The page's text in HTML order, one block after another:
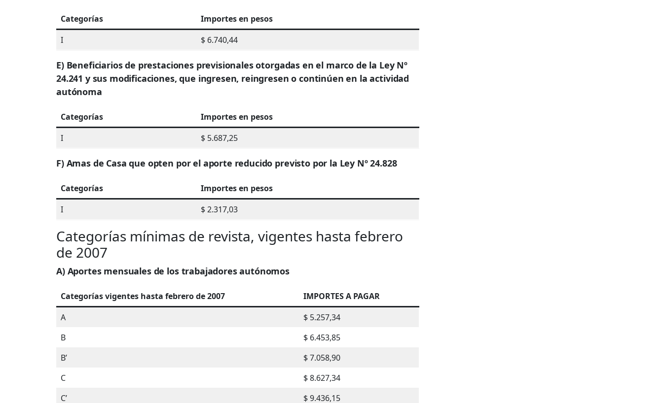
Categorías
Importes en pesos
I
$ 6.740,44
E) Beneficiarios de prestaciones previsionales otorgadas en el marco de la Ley Nº
24.241 y sus modificaciones, que ingresen, reingresen o continúen en la actividad
autónoma
Categorías
Importes en pesos
I
$ 5.687,25
F) Amas de Casa que opten por el aporte reducido previsto por la Ley Nº 24.828
Categorías
Importes en pesos
I
$ 2.317,03
Categorías mínimas de revista, vigentes hasta febrero
de 2007
A) Aportes mensuales de los trabajadores autónomos
Categorías vigentes hasta febrero de 2007
IMPORTES A PAGAR
A
$ 5.257,34
B
$ 6.453,85
B’
$ 7.058,90
C
$ 8.627,34
C’
$ 9.436,15